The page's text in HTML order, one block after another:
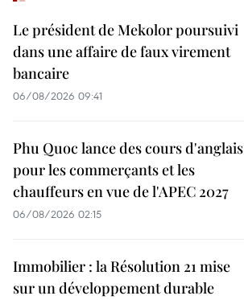
Le président de Mekolor poursuivi
dans une affaire de faux virement
bancaire
06/08/2026 09:41
Phu Quoc lance des cours d'anglais
pour les commerçants et les
chauffeurs en vue de l'APEC 2027
06/08/2026 02:15
Immobilier : la Résolution 21 mise
sur un développement durable